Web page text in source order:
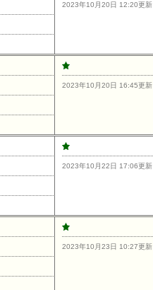
2023年10月20日 12:20更新
2023年10月20日 16:45更新
2023年10月22日 17:06更新
2023年10月23日 10:27更新